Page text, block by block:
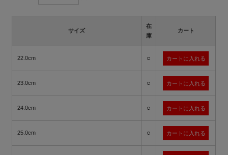
サイズ
在
庫
カート
22.0cm ○
23.0cm ○
24.0cm ○
25.0cm ○